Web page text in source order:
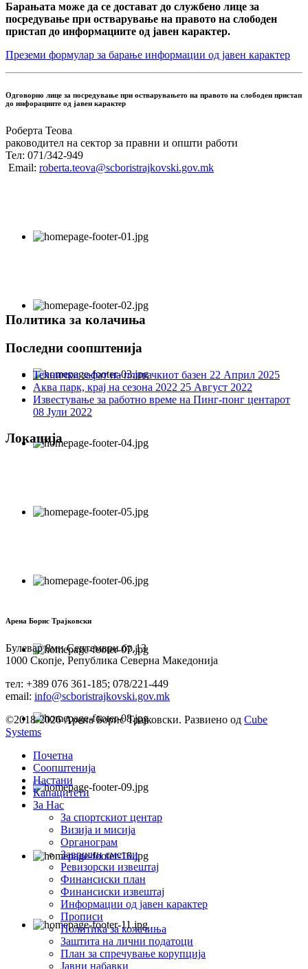
Барањата може да се достават до службено лице за
посредување при остварување на правото на слободен
пристап до информациите од јавен карактер.
Преземи формулар за барање информации од јавен карактер
Одговорно лице за посредување при остварувањето на правото на слободен пристап
до инфорациите од јавен карактер
Роберта Теова
раководител на сектор за правни и општи работи
Тел: 071/342-949
Email: roberta.teova@scboristrajkovski.gov.mk
Политика за колачиња
Последни соопштенија
Технички зафат на пливачкиот базен 22 Април 2025
Аква парк, крај на сезона 2022 25 Август 2022
Известување за работно време на Пинг-понг центарот
08 Јули 2022
Локација
Арена Борис Трајковски
Булевар 8ми Септември бр.13
1000 Скопје, Република Северна Македонија
тел: +389 076 361-185; 078/221-449
email: info@scboristrajkovski.gov.mk
©2018-2026 Арена Борис Трајковски. Развиено од Cube
Systems
Почетна
Соопштенија
Настани
Капацитети
За Нас
За спортскиот центар
Визија и мисија
Органограм
Завршни сметки
Ревизорски извештај
Финансиски план
Финансиски извештај
Информации од јавен карактер
Прописи
Политика за колачиња
Заштита на лични податоци
План за спречување корупција
Јавни набавки